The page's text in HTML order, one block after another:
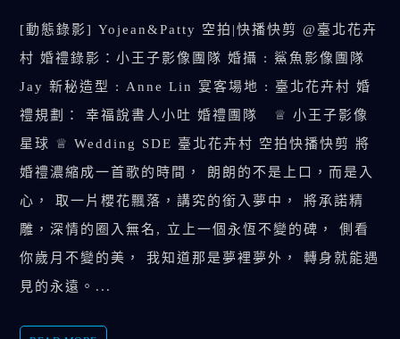
[動態錄影] Yojean&Patty 空拍|快播快剪 @臺北花卉
村 婚禮錄影：小王子影像團隊 婚攝 : 鯊魚影像團隊
Jay 新秘造型 : Anne Lin 宴客場地 : 臺北花卉村 婚
禮規劃： 幸福說書人小吐 婚禮團隊 ♕ 小王子影像
星球 ♕ Wedding SDE 臺北花卉村 空拍快播快剪 將
婚禮濃縮成一首歌的時間， 朗朗的不是上口，而是入
心， 取一片櫻花飄落，講究的銜入夢中， 將承諾精
雕，深情的圈入無名, 立上一個永恆不變的碑， 側看
你歲月不變的美， 我知道那是夢裡夢外， 轉身就能遇
見的永遠。...